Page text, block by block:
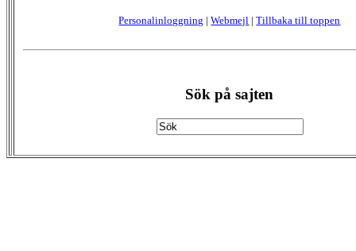
Personalinloggning |Webmejl |Tillbaka till toppen
Sök på sajten